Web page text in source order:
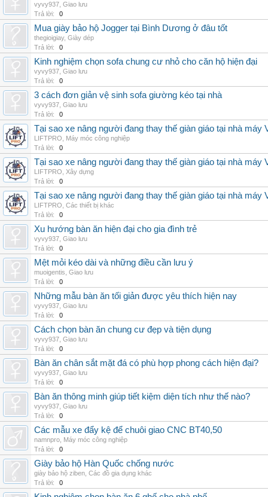
vyvy937 Giao lưu
Trả lời:
0
Mua giày bảo hộ Jogger tại Bình Dương ở đâu tốt
thegioigiay, Giày dép
Trả lời:
0
Kinh nghiệm chọn sofa chung cư nhỏ cho căn hộ hiện đại
vyvy937 Giao lưu
Trả lời:
0
3 cách đơn giản vệ sinh sofa giường kéo tại nhà
vyvy937 Giao lưu
Trả lời:
0
Tại sao xe nâng người đang thay thế giàn giáo tại nhà máy
LIFTPRO
Máy móc công nghiệp
Trả lời:
0
Tại sao xe nâng người đang thay thế giàn giáo tại nhà máy
LIFTPRO
Xây dựng
Trả lời:
0
Tại sao xe nâng người đang thay thế giàn giáo tại nhà máy
LIFTPRO Các thiết bị khác
Trả lời:
0
Xu hướng bàn ăn hiện đại cho gia đình trẻ
vyvy937 Giao lưu
Trả lời:
0
Mệt mỏi kéo dài và những điều cần lưu ý
muoigentis Giao lưu
Trả lời:
0
Những mẫu bàn ăn tối giản được yêu thích hiện nay
vyvy937 Giao lưu
Trả lời:
0
Cách chọn bàn ăn chung cư đẹp và tiện dụng
vyvy937 Giao lưu
Trả lời:
0
Bàn ăn chân sắt mặt đá có phù hợp phong cách hiện đại?
vyvy937 Giao lưu
Trả lời:
0
Bàn ăn thông minh giúp tiết kiệm diện tích như thế nào?
vyvy937 Giao lưu
Trả lời:
0
Các mẫu xe đẩy kệ để chuôi giao CNC BT40,50
namnpro Máy móc công nghiệp
Trả lời:
0
Giày bảo hộ Hàn Quốc chống nước
giày bảo hộ ziben Các đồ gia dụng khác
Trả lời:
0